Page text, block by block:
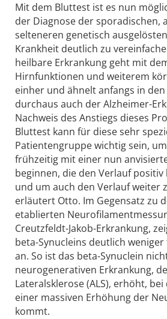
Mit dem Bluttest ist es nun
der Diagnose der sporadischen,
selteneren genetisch
Krankheit deutlich zu
heilbare Erkrankung geht mit
Hirnfunktionen und weiterem
einher und ähnelt anfangs in
durchaus auch der Alzheimer-
Nachweis des Anstiegs dieses
Bluttest kann für diese sehr
Patientengruppe wichtig sein,
frühzeitig mit einer nun
beginnen, die den Verlauf
und um auch den Verlauf weiter
erläutert Otto. Im Gegensatz zu
etablierten
Creutzfeldt-Jakob-Erkrankung,
beta-Synucleins deutlich
an. So ist das beta-Synuclein
neurogenerativen Erkrankung,
Lateralsklerose (ALS), erhöht,
einer massiven Erhöhung der
kommt.